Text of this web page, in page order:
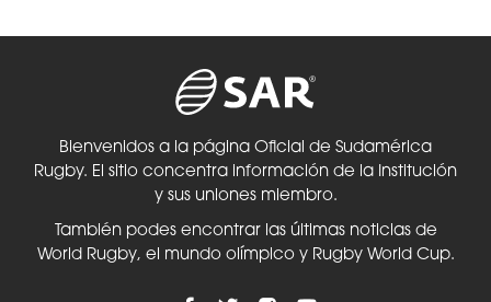
Bienvenidos a la página Oficial de Sudamérica
Rugby. El sitio concentra información de la Institución
y sus uniones miembro.
También podes encontrar las últimas noticias de
World Rugby, el mundo olímpico y Rugby World Cup.